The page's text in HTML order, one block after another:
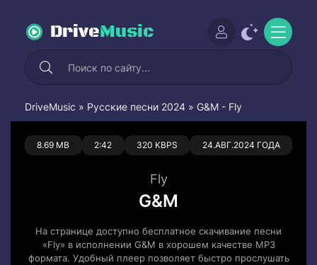
DriveMusic
DriveMusic » Русские песни 2024 » G&M - Fly
8.69 MB 2:42 320 KBPS 24.АВГ.2024 ГОДА
0 0
Fly
G&M
На странице доступно бесплатное скачивание песни
«Fly» в исполнении G&M в хорошем качестве MP3
формата. Удобный плеер позволяет быстро прослушать